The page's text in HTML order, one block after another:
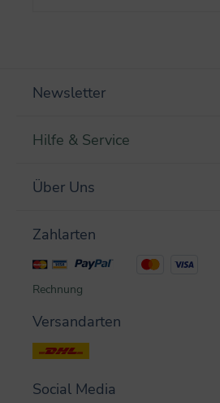
Newsletter
Hilfe & Service
Über Uns
Zahlarten
Rechnung
Versandarten
Social Media